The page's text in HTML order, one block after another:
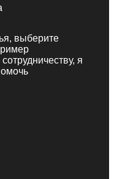
выберите
я